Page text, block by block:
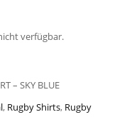
verfügbar.
– SKY BLUE
, Rugby Shirts, Rugby